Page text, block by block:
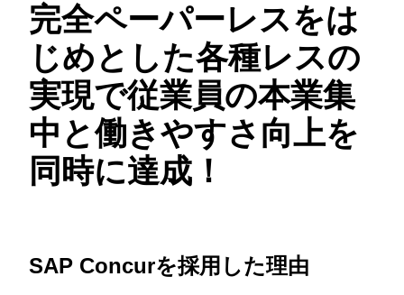
Canada (Français)
México (Español)
Brasil (Português)
United Kingdom (English)
France (Français)
Deutschland (Deutsch)
Italia (Italiano)
Nederlands (English)
Finland (English)
ASIA PACIFIC
Australia (English)
India (English)
日本（日本語)
Singapore (English)
完全ペーパーレスをは
じめとした各種レスの
実現で従業員の本業集
中と働きやすさ向上を
同時に達成！
SAP Concurを採用した理由